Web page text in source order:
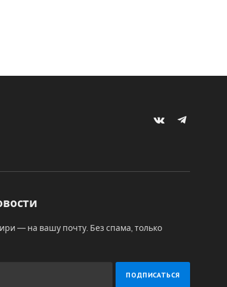
VKontakteTelegram
— на вашу почту. Без спама, только